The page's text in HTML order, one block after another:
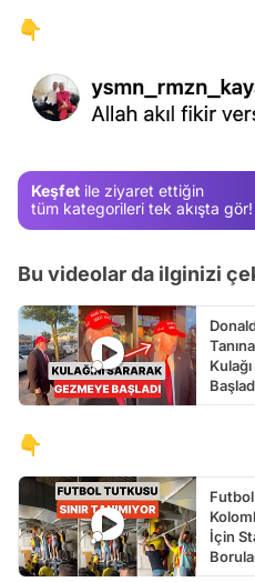
👇
Keşfet ile ziyaret ettiğin
tüm kategorileri tek akışta gör!
Bu videolar da ilginizi
👇
Futbol
İçin